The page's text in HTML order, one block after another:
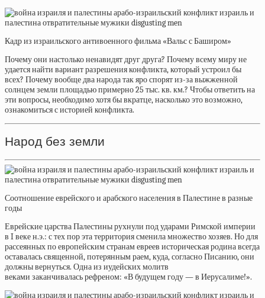
Кадр из израильского антивоенного фильма «Вальс с Баширом»
Почему они настолько ненавидят друг друга? Почему всему миру не
удается найти вариант разрешения конфликта, который устроил бы
всех? Почему вообще два народа так яро спорят из-за выжженной
солнцем земли площадью примерно 25 тыс. кв. км.? Чтобы ответить на
эти вопросы, необходимо хотя бы вкратце, насколько это возможно,
ознакомиться с историей конфликта.
Народ без земли
Соотношение еврейского и арабского населения в Палестине в разные
годы
Еврейские царства Палестины рухнули под ударами Римской империи
в Iвеке н.э.: с тех пор эта территория сменила множество хозяев. Но для
рассеянных по европейским странам евреев историческая родина всегда
оставалась священной, потерянным раем, куда, согласно Писанию, они
должны вернуться. Одна из иудейских молитв
веками заканчиваласьрефреном: «В будущем году — в Иерусалиме!».